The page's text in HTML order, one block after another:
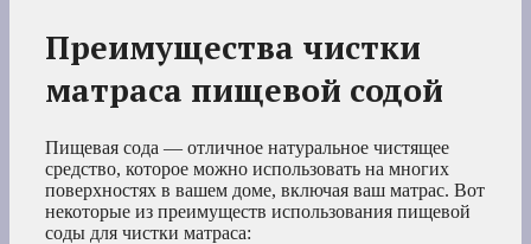
Преимущества чистки
матраса пищевой содой
Пищевая сода — отличное натуральное чистящее
средство, которое можно использовать на многих
поверхностях в вашем доме, включая ваш матрас. Вот
некоторые из преимуществ использования пищевой
соды для чистки матраса: